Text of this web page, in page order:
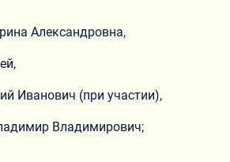
Александровна,
Иванович (при участии),
Владимирович;